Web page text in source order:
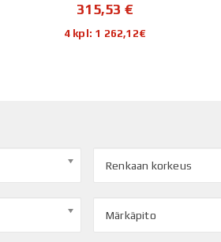
315,53 €
4 kpl: 1 262,12€
Renkaan korkeus
Märkäpito